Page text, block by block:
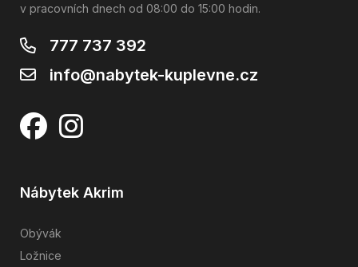
v pracovních dnech od 08:00 do 15:00 hodin.
777 737 392
info@nabytek-kuplevne.cz
Nábytek Akrim
Obývák
Ložnice